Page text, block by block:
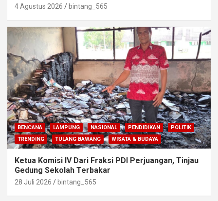
4 Agustus 2026 bintang_565
BENCANA LAMPUNG NASIONAL PENDIDIKAN
POLITIK
TRENDING
TULANG BAWANG WISATA & BUDAYA
Ketua Komisi IV Dari Fraksi PDI Perjuangan, Tinjau
Gedung Sekolah Terbakar
28 Juli 2026 bintang_565